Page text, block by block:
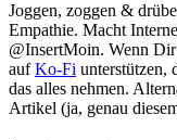
Joggen, zoggen &
Empathie. Macht
@InsertMoin. Wenn
aufKo-Fi unterstützen,
das alles nehmen.
Artikel (ja, genau